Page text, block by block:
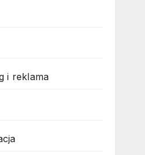
i reklama